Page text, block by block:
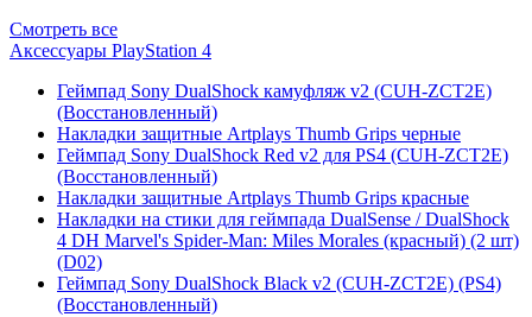
Смотреть все
Аксессуары PlayStation 4
Геймпад Sony DualShock камуфляж v2 (CUH-ZCT2E)
(Восстановленный)
Накладки защитные Artplays Thumb Grips черные
Геймпад Sony DualShock Red v2 для PS4 (CUH-ZCT2E)
(Восстановленный)
Накладки защитные Artplays Thumb Grips красные
Накладки на стики для геймпада DualSense / DualShock
4 DH Marvel's Spider-Man: Miles Morales (красный) (2 шт)
(D02)
Геймпад Sony DualShock Black v2 (CUH-ZCT2E) (PS4)
(Восстановленный)